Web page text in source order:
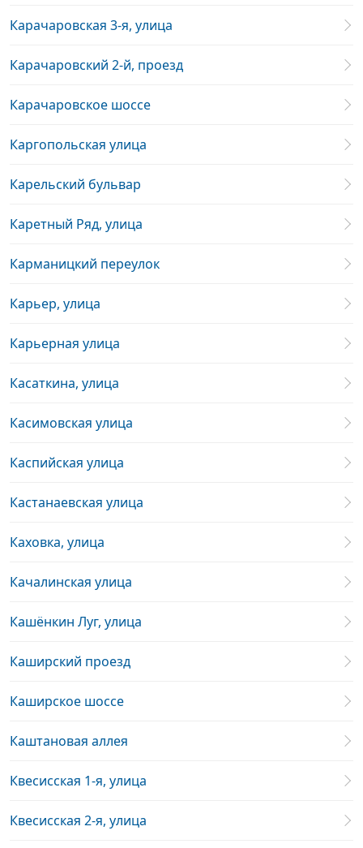
Карачаровская 3-я, улица
Карачаровский 2-й, проезд
Карачаровское шоссе
Каргопольская улица
Карельский бульвар
Каретный Ряд, улица
Карманицкий переулок
Карьер, улица
Карьерная улица
Касаткина, улица
Касимовская улица
Каспийская улица
Кастанаевская улица
Каховка, улица
Качалинская улица
Кашёнкин Луг, улица
Каширский проезд
Каширское шоссе
Каштановая аллея
Квесисская 1-я, улица
Квесисская 2-я, улица